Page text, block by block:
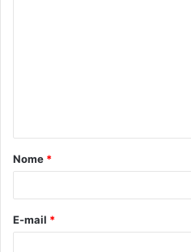
Nome *
E-mail *